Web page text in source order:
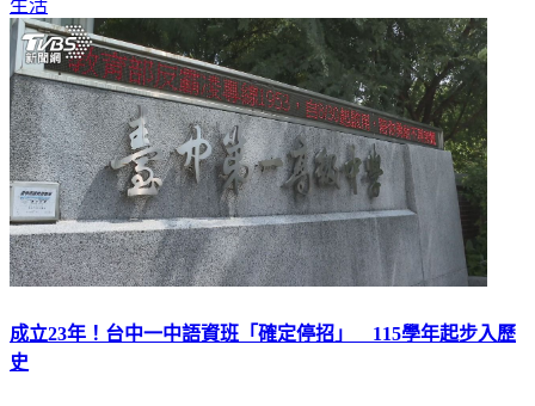
生活
成立23年！台中一中語資班「確定停招」 115學年起步入歷